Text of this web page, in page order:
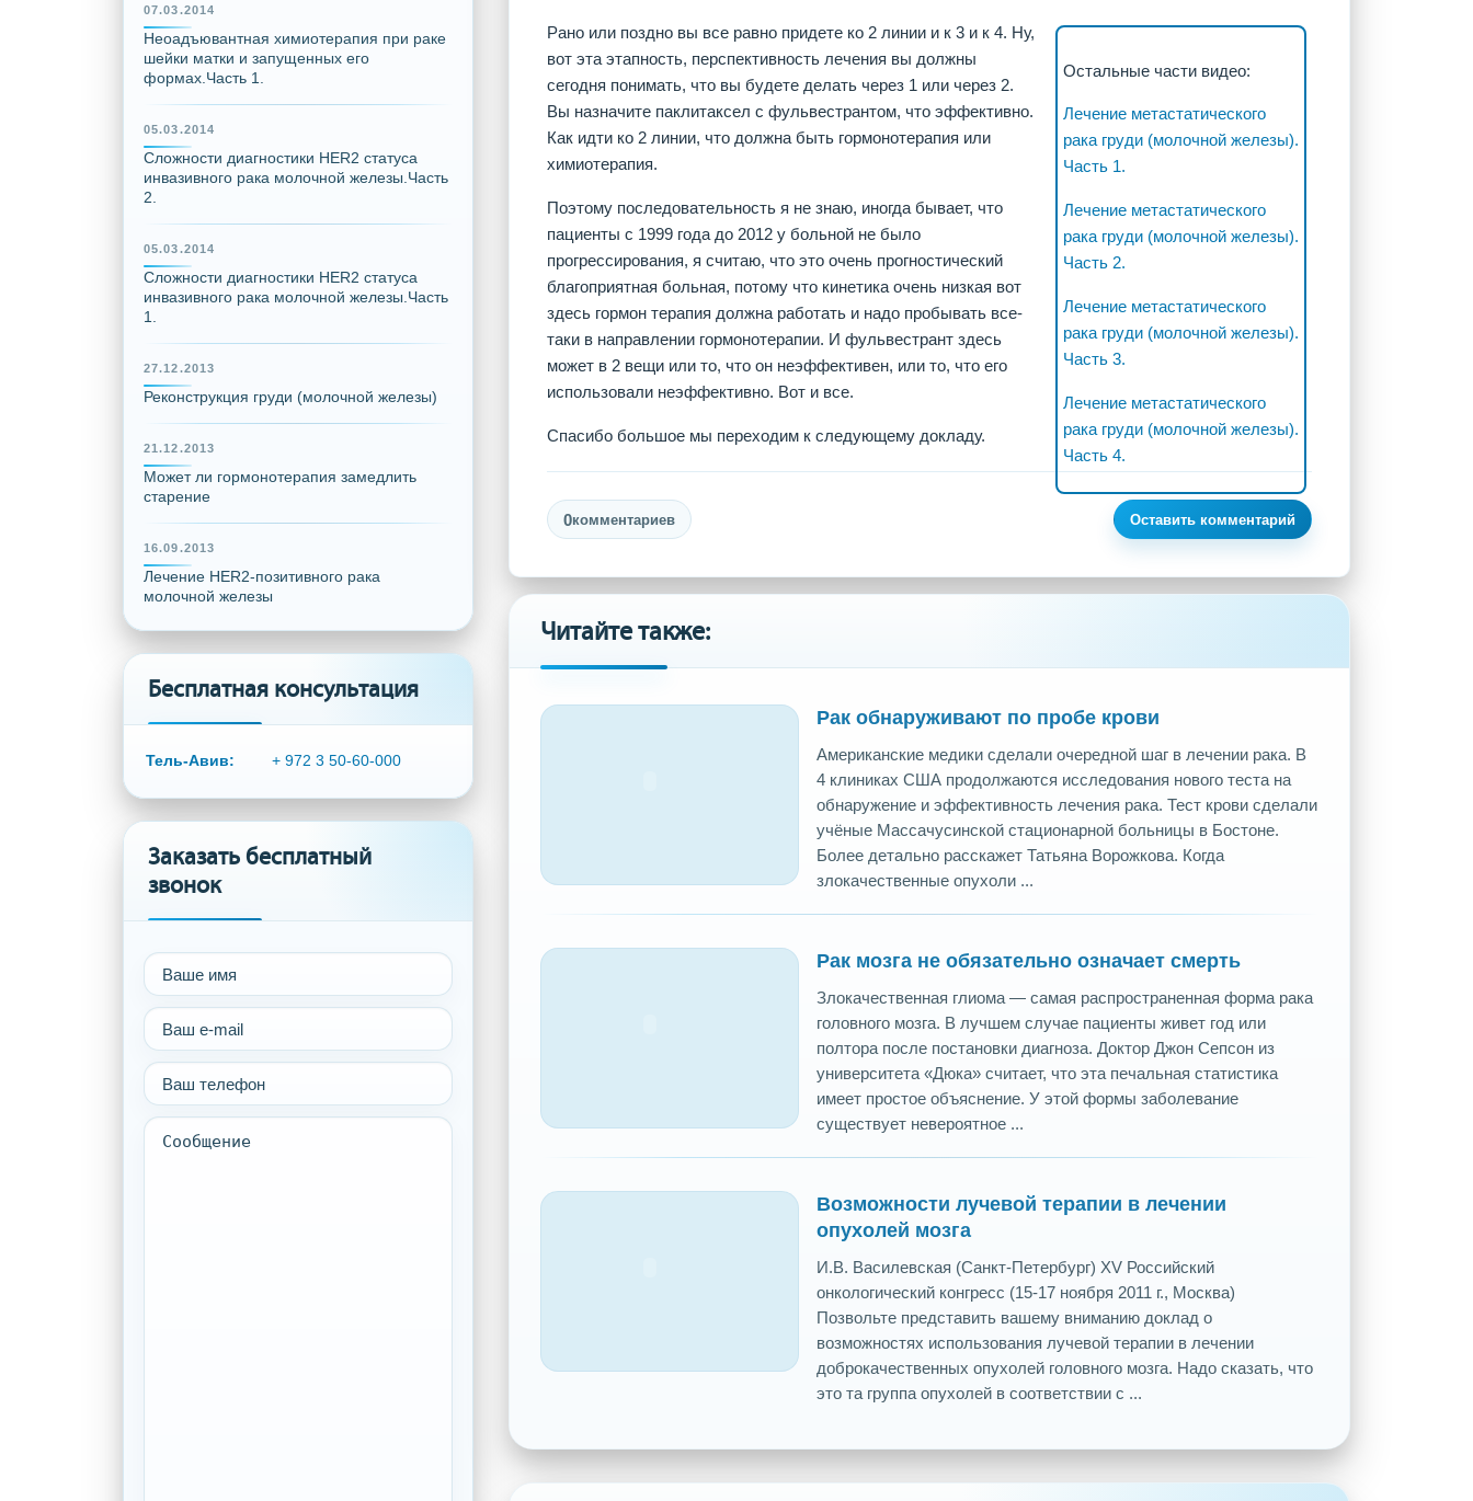
07.03.2014
Неоадъювантная химиотерапия при раке
шейки матки и запущенных его
формах.Часть 1.
05.03.2014
Сложности диагностики HER2 статуса
инвазивного рака молочной железы.Часть
2.
05.03.2014
Сложности диагностики HER2 статуса
инвазивного рака молочной железы.Часть
1.
27.12.2013
Реконструкция груди (молочной железы)
21.12.2013
Может ли гормонотерапия замедлить
старение
16.09.2013
Лечение HER2-позитивного рака
молочной железы
Бесплатная консультация
Тель-Авив: + 972 3 50-60-000
Заказать бесплатный
звонок
Остальные части видео:
Лечение метастатического
рака груди (молочной железы).
Часть 1.
Лечение метастатического
рака груди (молочной железы).
Часть 2.
Лечение метастатического
рака груди (молочной железы).
Часть 3.
Лечение метастатического
рака груди (молочной железы).
Часть 4.
Рано или поздно вы все равно придете ко 2 линии и к 3 и к 4. Ну,
вот эта этапность, перспективность лечения вы должны
сегодня понимать, что вы будете делать через 1 или через 2.
Вы назначите паклитаксел с фульвестрантом, что эффективно.
Как идти ко 2 линии, что должна быть гормонотерапия или
химиотерапия.
Поэтому последовательность я не знаю, иногда бывает, что
пациенты с 1999 года до 2012 у больной не было
прогрессирования, я считаю, что это очень прогностический
благоприятная больная, потому что кинетика очень низкая вот
здесь гормон терапия должна работать и надо пробывать все-
таки в направлении гормонотерапии. И фульвестрант здесь
может в 2 вещи или то, что он неэффективен, или то, что его
использовали неэффективно. Вот и все.
Спасибо большое мы переходим к следующему докладу.
0комментариев Оставить комментарий
Читайте также:
Рак обнаруживают по пробе крови
Американские медики сделали очередной шаг в лечении рака. В
4 клиниках США продолжаются исследования нового теста на
обнаружение и эффективность лечения рака. Тест крови сделали
учёные Массачусинской стационарной больницы в Бостоне.
Более детально расскажет Татьяна Ворожкова. Когда
злокачественные опухоли ...
Рак мозга не обязательно означает смерть
Злокачественная глиома — самая распространенная форма рака
головного мозга. В лучшем случае пациенты живет год или
полтора после постановки диагноза. Доктор Джон Сепсон из
университета «Дюка» считает, что эта печальная статистика
имеет простое объяснение. У этой формы заболевание
существует невероятное ...
Возможности лучевой терапии в лечении
опухолей мозга
И.В. Василевская (Санкт-Петербург) XV Российский
онкологический конгресс (15-17 ноября 2011 г., Москва)
Позвольте представить вашему вниманию доклад о
возможностях использования лучевой терапии в лечении
доброкачественных опухолей головного мозга. Надо сказать, что
это та группа опухолей в соответствии с ...